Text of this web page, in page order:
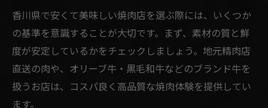
香川県で安くて美味しい焼肉店を選ぶ際には、いくつか
の基準を意識することが大切です。まず、素材の質と鮮
度が安定しているかをチェックしましょう。地元精肉店
直送の肉や、オリーブ牛・黒毛和牛などのブランド牛を
扱うお店は、コスパ良く高品質な焼肉体験を提供してい
ます。